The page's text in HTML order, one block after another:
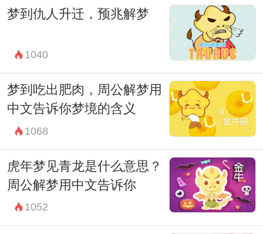
梦到仇人升迁，预兆解梦
1040
梦到吃出肥肉，周公解梦用
中文告诉你梦境的含义
1068
虎年梦见青龙是什么意思？
周公解梦用中文告诉你
1052